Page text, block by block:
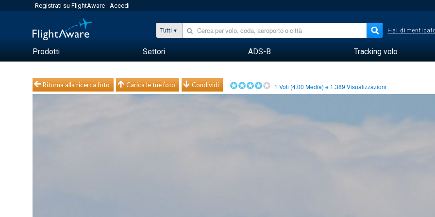
Registrati su FlightAware Accedi
Tutti Hai
Prodotti Settori ADS-B Tracking volo
Ritorna alla ricerca foto Carica le tue foto Condividi 1 Voti (4.00 Media) e 1.389 Visualizzazioni